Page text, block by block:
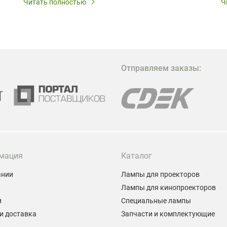
Читать полностью
Отправляем заказы:
доставка
Каталог
Лампы для проекторов
Лампы для кинопроекторов
Специальные лампы
Запчасти и комплектующие